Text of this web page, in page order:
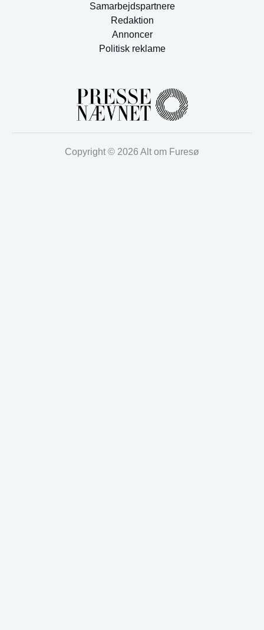
Samarbejdspartnere
Redaktion
Annoncer
Politisk reklame
Copyright © 2026 Alt om Furesø